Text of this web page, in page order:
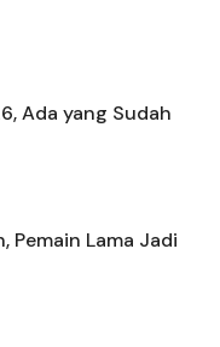
Ada yang Sudah
Pemain Lama Jadi